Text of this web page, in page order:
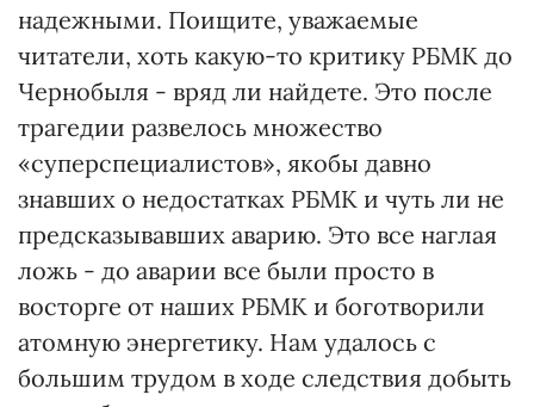
надежными. Поищите, уважаемые
читатели, хоть какую-то критику РБМК до
Чернобыля - вряд ли найдете. Это после
трагедии развелось множество
«суперспециалистов», якобы давно
знавших о недостатках РБМК и чуть ли не
предсказывавших аварию. Это все наглая
ложь - до аварии все были просто в
восторге от наших РБМК и боготворили
атомную энергетику. Нам удалось с
большим трудом в ходе следствия добыть